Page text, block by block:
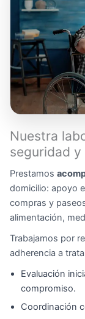
Nuestra
seguridad
Prestamos
domicilio: apoyo
compras y
alimentación,
Trabajamos por
adherencia a
Evaluación
compromiso.
Coordinación